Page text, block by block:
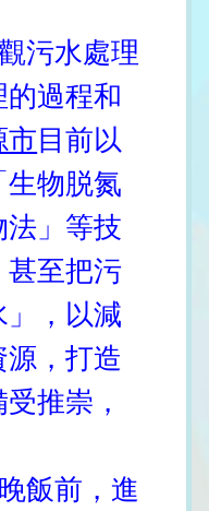
污水處理
過程和
市目前以
生物脱氮
」等技
至把污
，以減
，打造
推崇，
飯前，進